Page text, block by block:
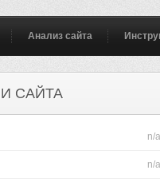
Анализ сайта
САЙТА
n/a
n/a